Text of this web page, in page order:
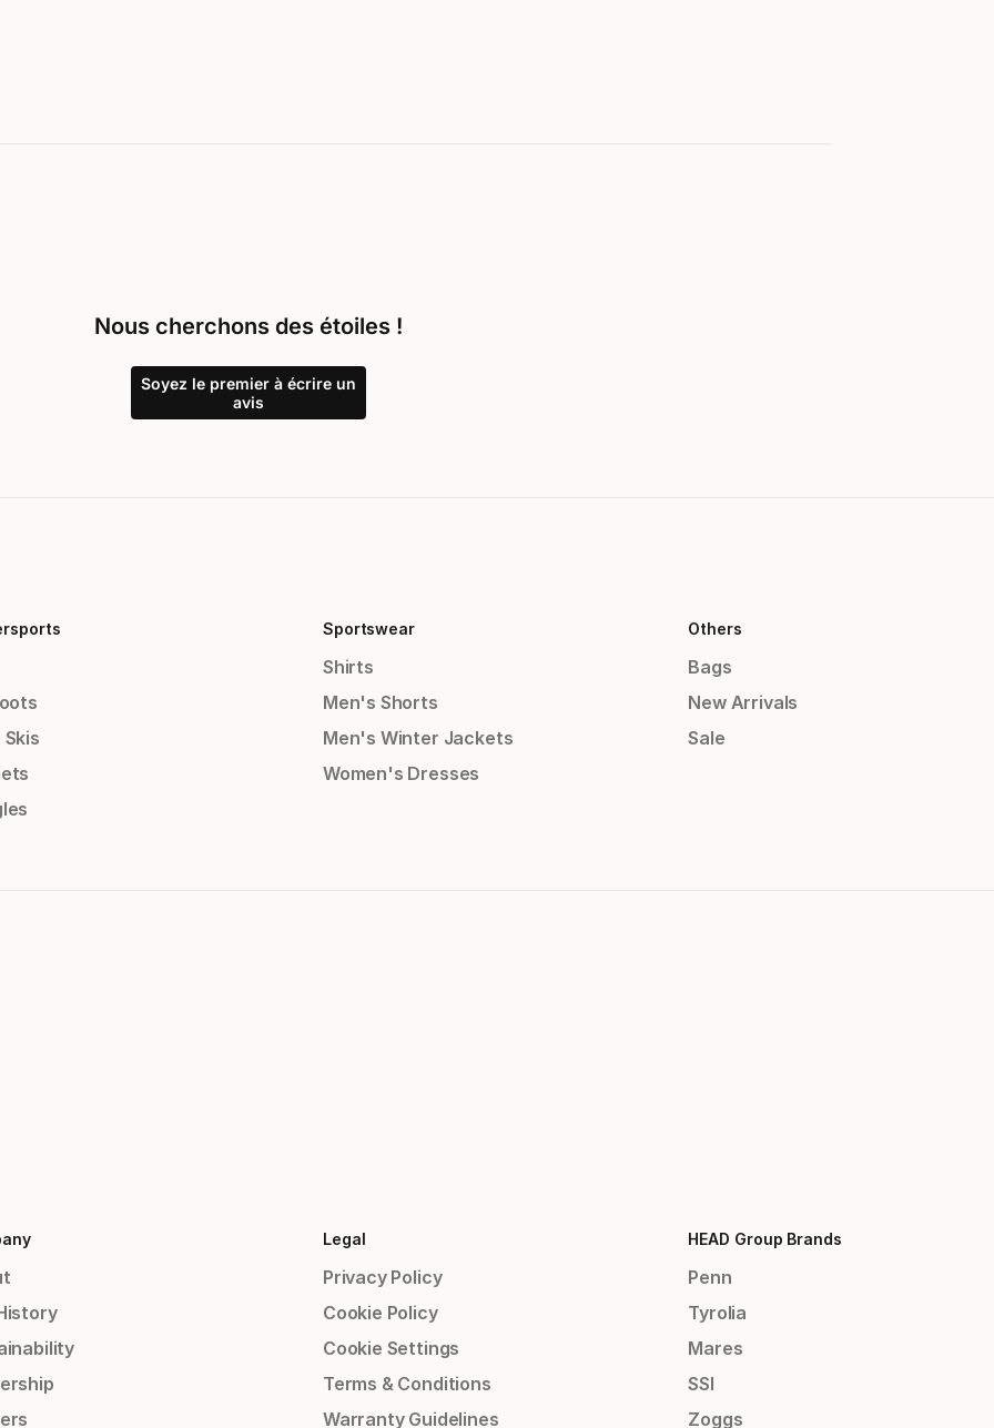
Nous cherchons des étoiles !
Soyez le premier à écrire un
avis
Skis
Sportswear
Shirts
Men's Shorts
Men's Winter Jackets
Women's Dresses
Others
Bags
New Arrivals
Sale
Legal
Privacy Policy
Cookie Policy
Cookie Settings
Terms & Conditions
Warranty Guidelines
HEAD Group Brands
Penn
Tyrolia
Mares
SSI
Zoggs